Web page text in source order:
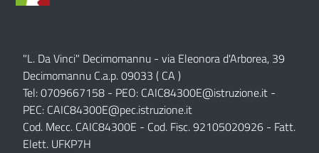
"L. Da Vinci" Decimomannu - via Eleonora d'Arborea, 39
Decimomannu C.a.p. 09033 ( CA )
Tel: 0709667158 - PEO: CAIC84300E@istruzione.it -
PEC: CAIC84300E@pec.istruzione.it
Cod. Mecc. CAIC84300E - Cod. Fisc. 92105020926 - Fatt.
Elett. UFKP7H